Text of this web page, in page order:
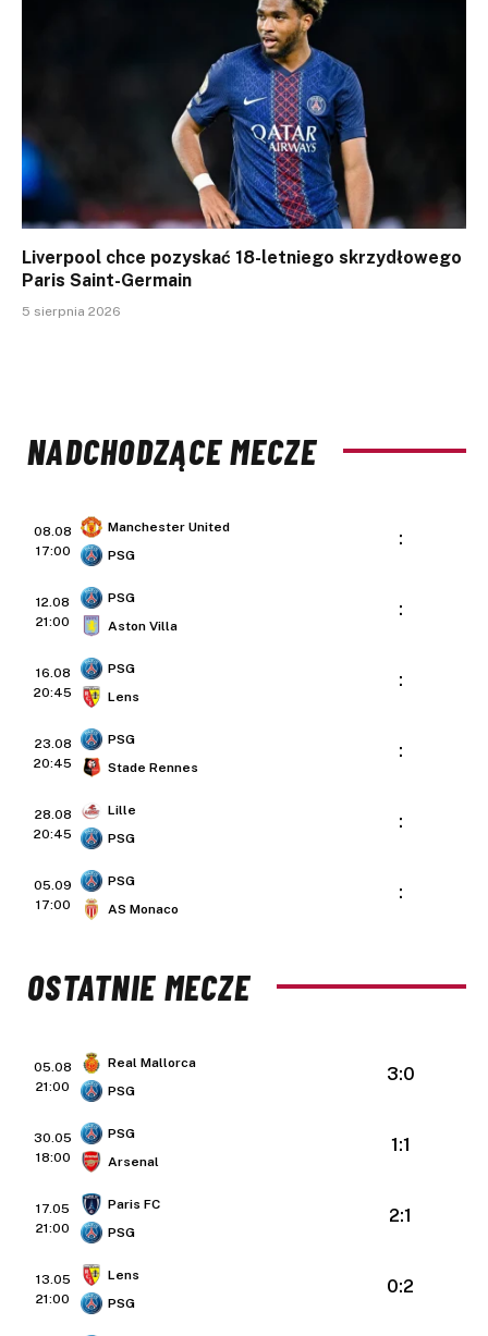
Liverpool chce pozyskać 18-letniego skrzydłowego
Paris Saint-Germain
5 sierpnia 2026
NADCHODZĄCE MECZE
08.08
17:00
Manchester United
PSG
:
12.08
21:00
PSG
Aston Villa
:
16.08
20:45
PSG
Lens
:
23.08
20:45
PSG
Stade Rennes
:
28.08
20:45
Lille
PSG
:
05.09
17:00
PSG
AS Monaco
:
OSTATNIE MECZE
05.08
21:00
Real Mallorca
PSG
3:0
30.05
18:00
PSG
Arsenal
1:1
17.05
21:00
Paris FC
PSG
2:1
13.05
21:00
Lens
PSG
0:2